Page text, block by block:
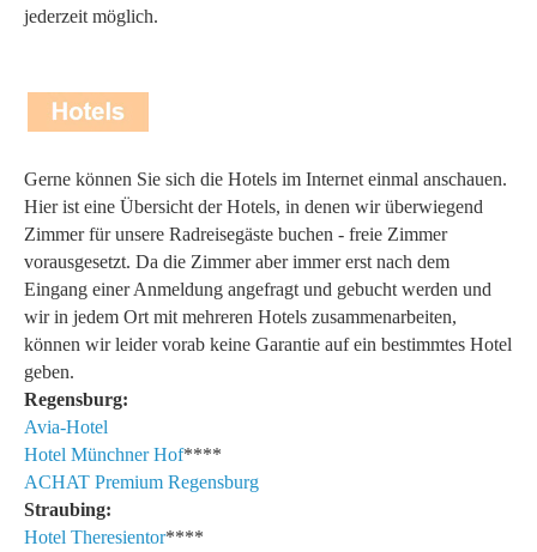
jederzeit möglich.
Gerne können Sie sich die Hotels im Internet einmal anschauen.
Hier ist eine Übersicht der Hotels, in denen wir überwiegend
Zimmer für unsere Radreisegäste buchen - freie Zimmer
vorausgesetzt. Da die Zimmer aber immer erst nach dem
Eingang einer Anmeldung angefragt und gebucht werden und
wir in jedem Ort mit mehreren Hotels zusammenarbeiten,
können wir leider vorab keine Garantie auf ein bestimmtes Hotel
geben.
Regensburg:
Avia-Hotel
Hotel Münchner Hof****
ACHAT Premium Regensburg
Straubing:
Hotel Theresientor****